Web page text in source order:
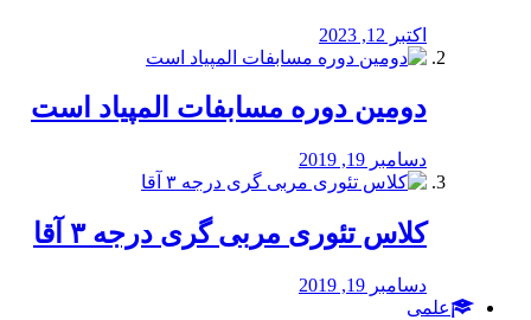
اکتبر 12, 2023
دومین دوره مسابفات المپیاد است
دسامبر 19, 2019
کلاس تئوری مربی گری درجه ۳ آقا
دسامبر 19, 2019
علمی